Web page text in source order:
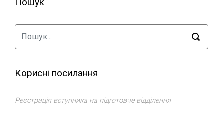
Корисні посилання
Реєстрація вступника на підготовче відділення